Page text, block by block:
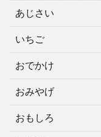
あじさい
いちご
おでかけ
おみやげ
おもしろ